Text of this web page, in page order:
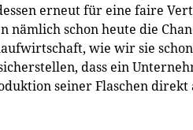
erneut für eine faire
nämlich schon heute die
wie wir sie
dass ein
seiner Flaschen